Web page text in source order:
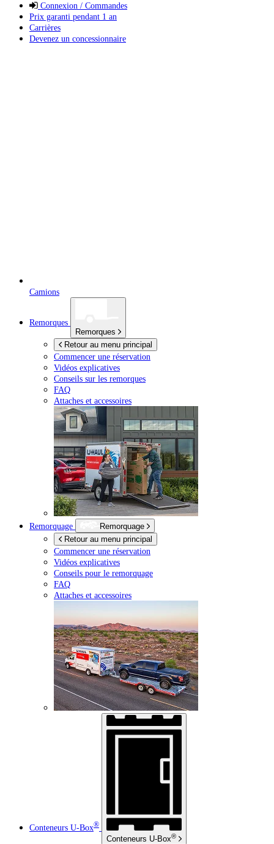
Connexion / Commandes
Prix garanti pendant 1 an
Carrières
Devenez un concessionnaire
Camions
Remorques
Remorques
Retour au menu principal
Commencer une réservation
Vidéos explicatives
Conseils sur les remorques
FAQ
Attaches et accessoires
Remorquage
Remorquage
Retour au menu principal
Commencer une réservation
Vidéos explicatives
Conseils pour le remorquage
FAQ
Attaches et accessoires
Conteneurs U-Box®
Conteneurs U-Box®